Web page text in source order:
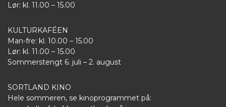
Lør: kl. 11.00 – 15.00
KULTURKAFÉEN
Man-fre: kl. 10.00 – 15.00
Lør: kl. 11.00 – 15.00
Sommerstengt 6. juli – 2. august
SORTLAND KINO
Hele sommeren, se kinoprogrammet på: